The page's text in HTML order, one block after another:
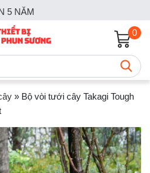
5 NĂM
0
» Bộ vòi tưới cây Takagi Tough